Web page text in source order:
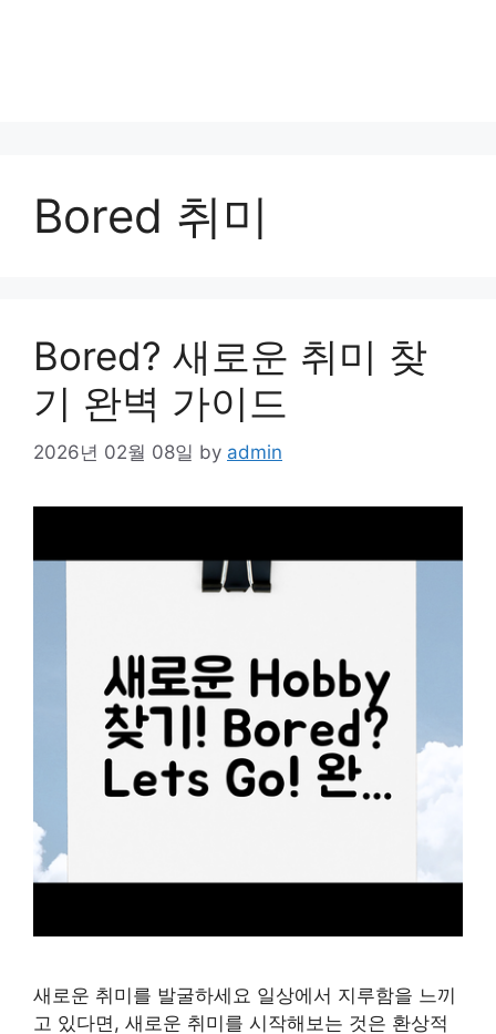
Bored 취미
Bored? 새로운 취미 찾
기 완벽 가이드
2026년 02월 08일 by admin
새로운 취미를 발굴하세요 일상에서 지루함을 느끼
고 있다면, 새로운 취미를 시작해보는 것은 환상적